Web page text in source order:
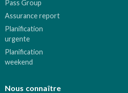
Pass Group
Assurance report
Planification
urgente
Planification
weekend
Nous connaître